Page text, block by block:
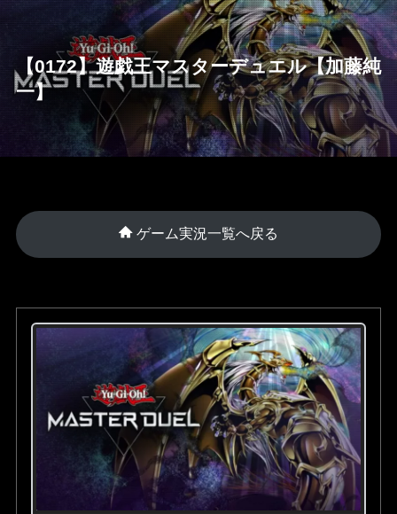
【0172】遊戯王マスターデュエル【加藤純
一】
ゲーム実況一覧へ戻る